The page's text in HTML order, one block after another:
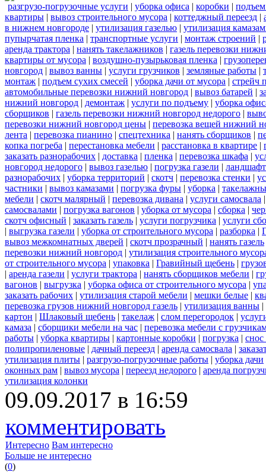
разгрузо-погрузочные услуги | уборка офиса | коробки |
квартиры | вывоз строительного мусора | коттеджный переезд |
в нижнем новгороде | утилизация газелью | утилизация
пупырчатая пленка | транспортные услуги | монтаж строений |
аренда трактора | нанять такелажников | газель перевозки
квартиры от мусора | воздушно-пузырьковая пленка |
новгород | вывоз ванны | услуги грузчиков | земляные работы |
монтаж | подъем сухих смесей | уборка дачи от мусора | стрейч
автомобильные перевозки нижний новгород | вывоз батарей |
нижний новгород | демонтаж | услуги по подъему | уборка
сборщиков | газель перевозки нижний новгород недорого |
перевозки нижний новгород цены | перевозка вещей нижний
лента | перевозка пианино | спецтехника | нанять сборщиков |
копка погреба | перестановка мебели | расстановка в квартире |
заказать разнорабочих | доставка | пленка | перевозка шкафа |
новгород недорого | вывоз газелью | погрузка газели |
разнорабочих | уборка территорий | скотч | перевозка стенки |
частники | вывоз камазами | погрузка фуры | уборка |
мебели | скотч малярный | перевозка дивана | услуги самосвала
самосвалами | погрузка вагонов | уборка от мусора | сборка |
скотч офисный | заказать газель | услуги погрузчика | услуги
| выгрузка газели | уборка от строительного мусора | разборка |
вывоз межкомнатных дверей | скотч прозрачный | нанять газель
перевозки нижний новгород | утилизация строительного
от строительного мусора | упаковка | Гравийный щебень |
| аренда газели | услуги трактора | нанять сборщиков мебели |
вагонов | выгрузка | уборка офиса от строительного мусора |
заказать рабочих | утилизация старой мебели | мешки белые |
перевозка грузов нижний новгород газель | утилизация ванны |
картон | Шлаковый щебень | такелаж | слом перегородок |
камаза | сборщики мебели на час | перевозка мебели с
работы | уборка квартиры | картонные коробки | погрузка | снос
полипропиленовые | дачный переезд | аренда самосвала |
утилизация плиты | разгрузо-погрузочные работы | уборка дачи
оконных рам | вывоз мусора | переезд недорого | аренда
утилизация колонки
09.09.2017 в 16:59
комментировать
Интересно Вам интересно
Больше не интересно
(0)